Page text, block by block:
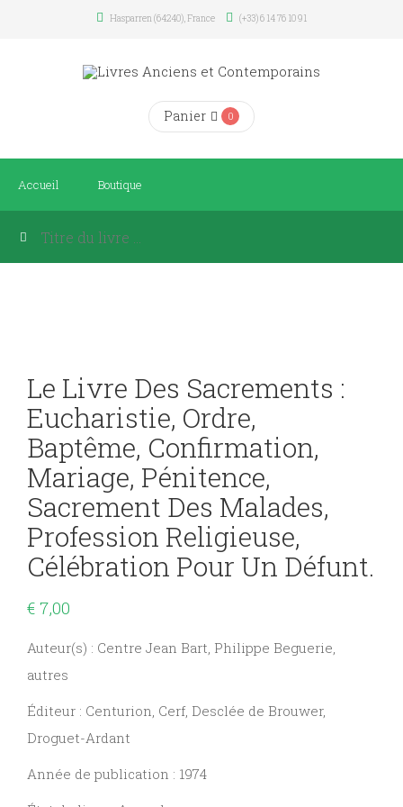
Hasparren (64240), France (+33) 6 14 76 10 91
Panier 0
Accueil Boutique
Le Livre Des Sacrements :
Eucharistie, Ordre,
Baptême, Confirmation,
Mariage, Pénitence,
Sacrement Des Malades,
Profession Religieuse,
Célébration Pour Un Défunt.
€ 7,00
Auteur(s) : Centre Jean Bart, Philippe Beguerie,
autres
Éditeur : Centurion, Cerf, Desclée de Brouwer,
Droguet-Ardant
Année de publication : 1974